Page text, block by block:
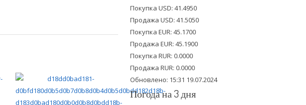
t
e
r
b
o
o
k
u
b
e
Покупка USD: 41.4950
Продажа USD: 41.5050
Покупка EUR: 45.1700
Продажа EUR: 45.1900
Покупка RUR: 0.0000
Продажа RUR: 0.0000
Обновлено: 15:31 19.07.2024
Погода на 3 дня